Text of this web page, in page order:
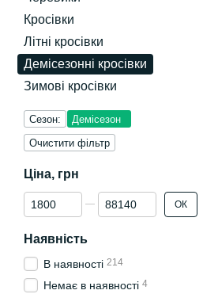
Кросівки
Літні кросівки
Демісезонні кросівки
Зимові кросівки
Сезон:
Демісезон
Очистити фільтр
Ціна, грн
Від Ціна, грн
До Ціна, грн ОК
Наявність
В наявності 214
Немає в наявності 4